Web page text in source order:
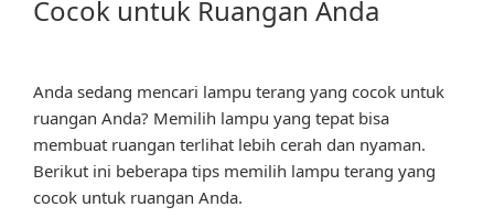
Cocok untuk Ruangan Anda
Anda sedang mencari lampu terang yang cocok untuk
ruangan Anda? Memilih lampu yang tepat bisa
membuat ruangan terlihat lebih cerah dan nyaman.
Berikut ini beberapa tips memilih lampu terang yang
cocok untuk ruangan Anda.